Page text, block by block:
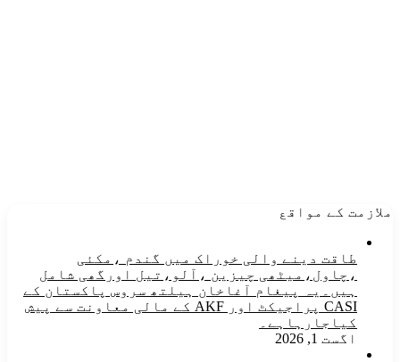
ملازمت کے مواقع
طاقت دینے والی خوراک میں گندم ،مکئی
،چاول،میٹھی چیزین ،آلو،تیل اورگھی شامل
ہیں۔یہ پیغام آغاخان ہیلتھ سروس پاکستان کے
CASI پراجیکٹ اور AKF کے مالی معاونت سے پیش
کیاجارہاہے۔
اگست 1, 2026